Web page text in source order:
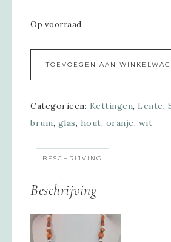
Op voorraad
TOEVOEGEN AAN
Categorieën: Kettingen, Lente,
bruin, glas, hout, oranje, wit
BESCHRIJVING
Beschrijving